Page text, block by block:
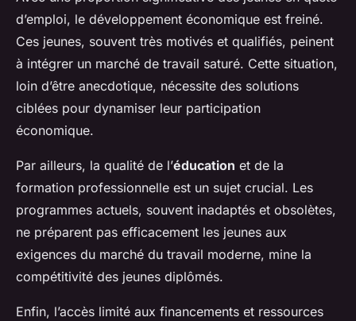
d’emploi, le développement économique est freiné.
Ces jeunes, souvent très motivés et qualifiés, peinent
à intégrer un marché de travail saturé. Cette situation,
loin d’être anecdotique, nécessite des solutions
ciblées pour dynamiser leur participation
économique.
Par ailleurs, la qualité de l’éducation et de la
formation professionnelle est un sujet crucial. Les
programmes actuels, souvent inadaptés et obsolètes,
ne préparent pas efficacement les jeunes aux
exigences du marché du travail moderne, mine la
compétitivité des jeunes diplômés.
Enfin, l’accès limité aux financements et ressources